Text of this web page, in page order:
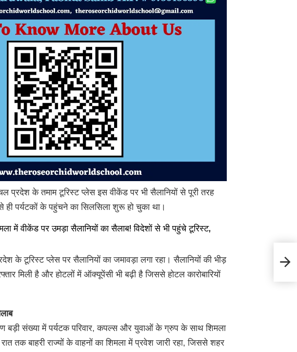
प्रदेश के तमाम टूरिस्ट प्लेस इस वीकेंड पर भी सैलानियों से पूरी तरह
पर्यटकों के पहुंचने का सिलसिला शुरू हो चुका था।
वीकेंड पर उमड़ा सैलानियों का सैलाब! विदेशों से भी पहुंचे टूरिस्ट,
के टूरिस्ट प्लेस पर सैलानियों का जमावड़ा लगा रहा। सैलानियों की भीड़
मिली है और होटलों में ऑक्यूपेंसी भी बढ़ी है जिससे होटल कारोबारियों
बड़ी संख्या में पर्यटक परिवार, कपल्स और युवाओं के ग्रुप के साथ शिमला
तक बाहरी राज्यों के वाहनों का शिमला में प्रवेश जारी रहा, जिससे शहर
का